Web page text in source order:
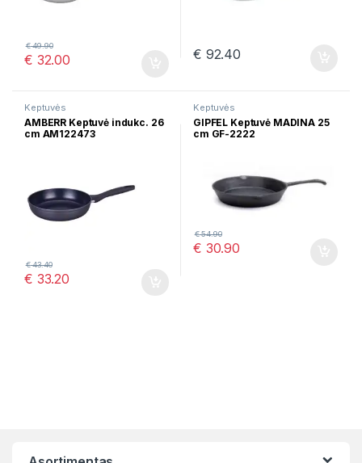
€ 32.00
€49.90
€ 92.40
Keptuvės
AMBERR Keptuvė indukc. 26
cm AM122473
€ 33.20
€43.40
Keptuvės
GIPFEL Keptuvė MADINA 25
cm GF-2222
€ 30.90
€54.90